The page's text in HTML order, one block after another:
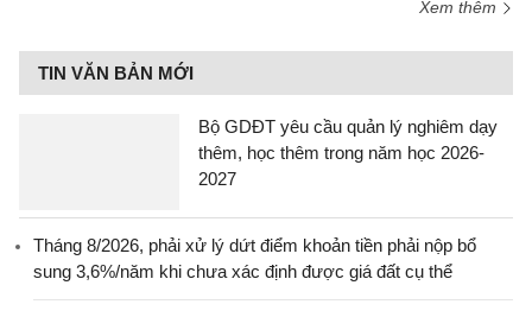
Xem thêm
TIN VĂN BẢN MỚI
Bộ GDĐT yêu cầu quản lý nghiêm dạy
thêm, học thêm trong năm học 2026-
2027
Tháng 8/2026, phải xử lý dứt điểm khoản tiền phải nộp bổ
sung 3,6%/năm khi chưa xác định được giá đất cụ thể